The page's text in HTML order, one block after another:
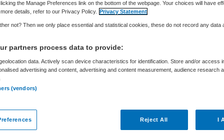
Skipr Redactie 17 december 2015,08:14 156 keer gelezen
UenZo uit Rotterdam is volledig
van fraude. De rechtbank in Rotterdam
is dat UenZo voor miljoenen euro’s onterecht
Dit schrijft RTV Rijnmond.
rechter was de administratie van UenZo
maar dat had te maken met de snelle groei van de
the Manage Preferences link on the bottom of the webpage. Your choices will have
details, refer to our Privacy Policy.
Privacy Statement
not? Then we only place essential and statistical cookies, these do not record any data
partners process data to provide:
data. Actively scan device characteristics for identification. Store and/or access
advertising and content, advertising and content measurement, audience research
(vendors)
Reject All I